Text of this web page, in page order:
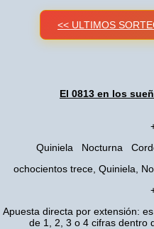
<< ULTIMOS
El 0813 en los
Quiniela Nocturna
ochocientos trece, Quiniela,
Apuesta directa por extensión:
de 1, 2, 3 o 4 cifras dentro